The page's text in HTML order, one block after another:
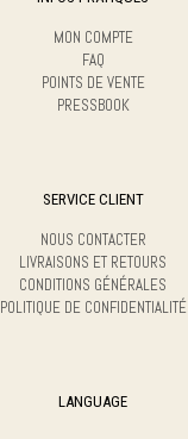
MON COMPTE
FAQ
POINTS DE VENTE
PRESSBOOK
SERVICE CLIENT
NOUS CONTACTER
LIVRAISONS ET RETOURS
CONDITIONS GÉNÉRALES
POLITIQUE DE CONFIDENTIALITÉ
LANGUAGE